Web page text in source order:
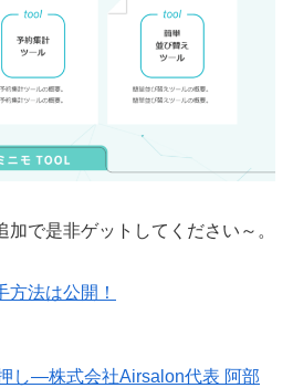
で是非ゲットしてください～。
方法は公開！
し—株式会社Airsalon代表 阿部